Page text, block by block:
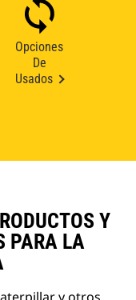
Opciones
De
Usados
Y
PARA LA